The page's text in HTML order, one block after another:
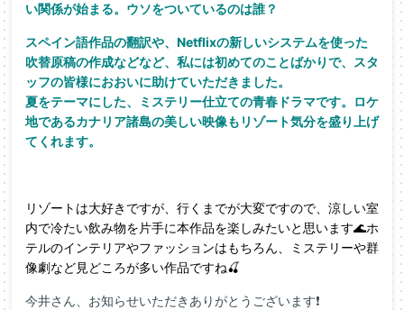
い関係が始まる。ウソをついているのは誰？
スペイン語作品の翻訳や、Netflixの新しいシステムを使った
吹替原稿の作成などなど、私には初めてのことばかりで、スタ
ッフの皆様におおいに助けていただきました。
夏をテーマにした、ミステリー仕立ての青春ドラマです。ロケ
地であるカナリア諸島の美しい映像もリゾート気分を盛り上げ
てくれます。
リゾートは大好きですが、行くまでが大変ですので、涼しい室
内で冷たい飲み物を片手に本作品を楽しみたいと思います🌊ホ
テルのインテリアやファッションはもちろん、ミステリーや群
像劇など見どころが多い作品ですね🍒
今井さん、お知らせいただきありがとうございます❗